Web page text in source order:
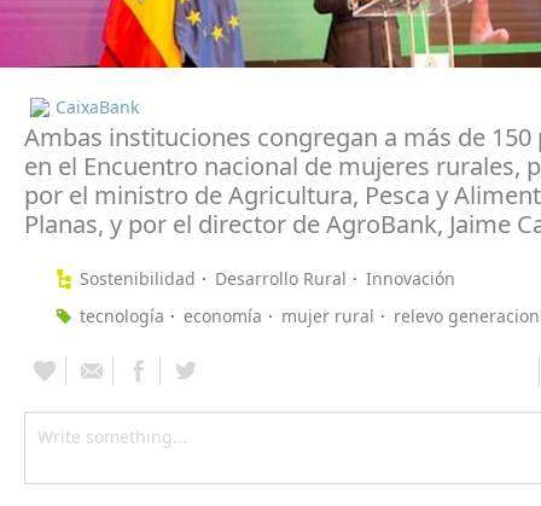
CaixaBank
Ambas instituciones congregan a más de 150
en el Encuentro nacional de mujeres rurales,
por el ministro de Agricultura, Pesca y
Planas, y por el director de AgroBank, Jaime
Sostenibilidad Desarrollo Rural
Innovación
tecnología
economía mujer rural relevo